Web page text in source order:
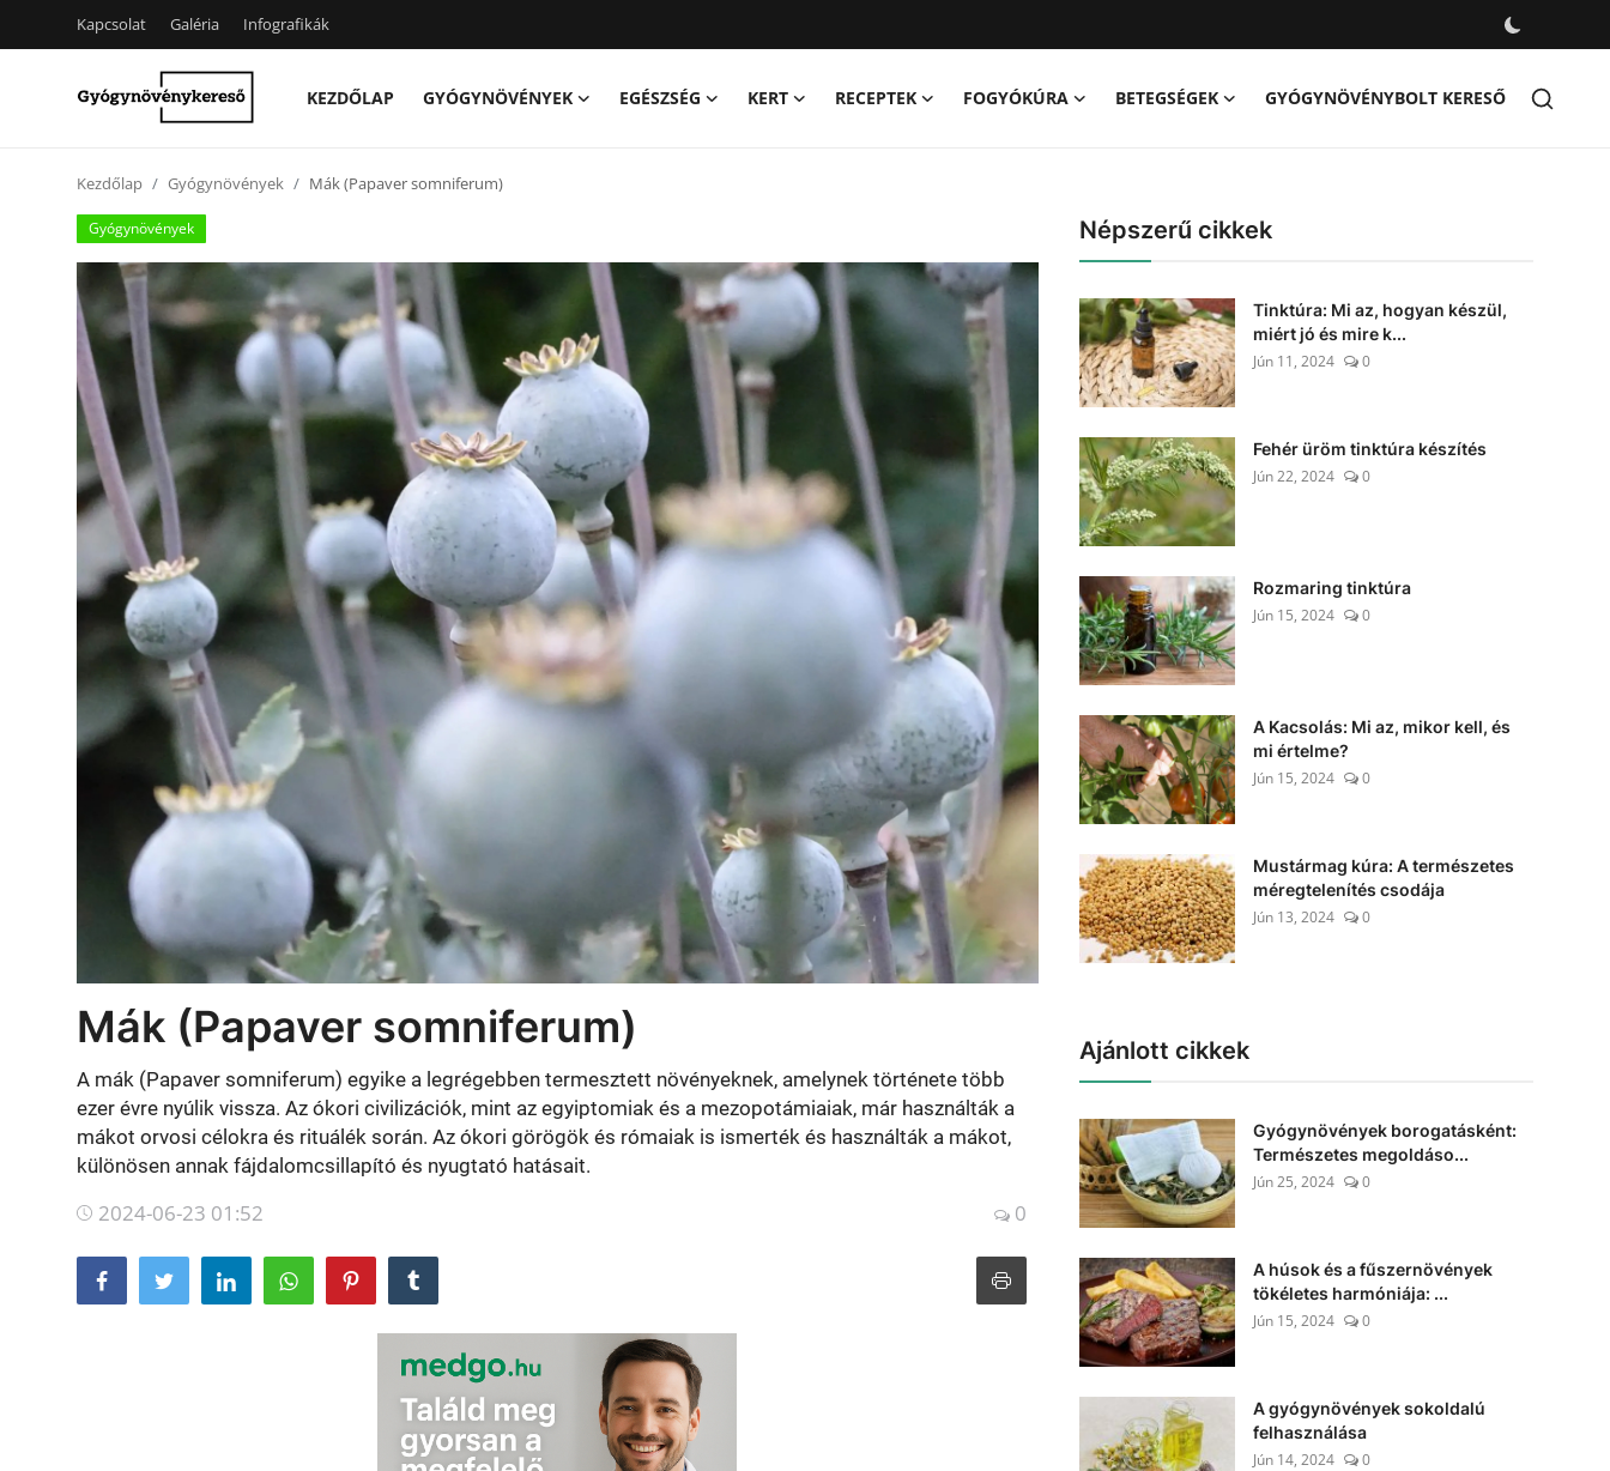
Kapcsolat Galéria Infografikák
KEZDŐLAP GYÓGYNÖVÉNYEK EGÉSZSÉG KERT RECEPTEK FOGYÓKÚRA BETEGSÉGEK GYÓGYNÖVÉNYBOLT KERESŐ
Gyógynövények
Egészség
Receptek
Fogyókúra
Galéria
Betegségek
Gyógynövénybolt kereső
Kezdőlap Gyógynövények Mák (Papaver somniferum)
Gyógynövények
Mák (Papaver somniferum)
A mák (Papaver somniferum) egyike a legrégebben termesztett növényeknek, amelynek története több
ezer évre nyúlik vissza. Az ókori civilizációk, mint az egyiptomiak és a mezopotámiaiak, már használták a
mákot orvosi célokra és rituálék során. Az ókori görögök és rómaiak is ismerték és használták a mákot,
különösen annak fájdalomcsillapító és nyugtató hatásait.
2024-06-23 01:52 0
Népszerű cikkek
Tinktúra: Mi az, hogyan készül,
miért jó és mire k...
Jún 11, 2024
0
Fehér üröm tinktúra készítés
Jún 22, 2024
0
Rozmaring tinktúra
Jún 15, 2024
0
A Kacsolás: Mi az, mikor kell, és
mi értelme?
Jún 15, 2024
0
Mustármag kúra: A természetes
méregtelenítés csodája
Jún 13, 2024
0
Ajánlott cikkek
Gyógynövények borogatásként:
Természetes megoldáso...
Jún 25, 2024
0
A húsok és a fűszernövények
tökéletes harmóniája: ...
Jún 15, 2024
0
A gyógynövények sokoldalú
felhasználása
Jún 14, 2024
0